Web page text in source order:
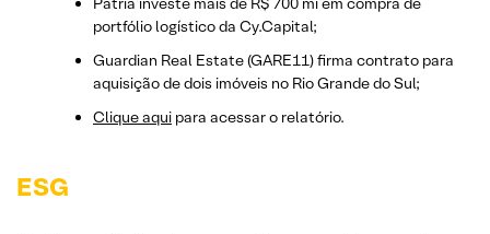
portfólio logístico da Cy.Capital;
Guardian Real Estate (GARE11) firma contrato para
aquisição de dois imóveis no Rio Grande do Sul;
Clique aqui para acessar o relatório.
ESG